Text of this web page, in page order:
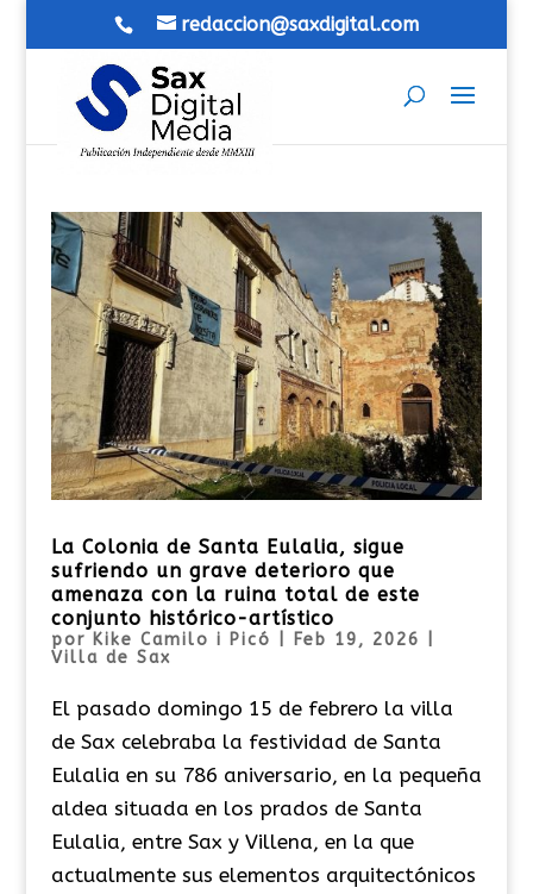
redaccion@saxdigital.com
La Colonia de Santa Eulalia, sigue
sufriendo un grave deterioro que
amenaza con la ruina total de este
conjunto histórico-artístico
por Kike Camilo i Picó Feb 19, 2026
Villa de Sax
El pasado domingo 15 de febrero la villa
de Sax celebraba la festividad de Santa
Eulalia en su 786 aniversario, en la pequeña
aldea situada en los prados de Santa
Eulalia, entre Sax y Villena, en la que
actualmente sus elementos arquitectónicos